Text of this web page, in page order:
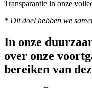
Transparantie in onze
* Dit doel hebben we
In onze
over onze
bereiken van